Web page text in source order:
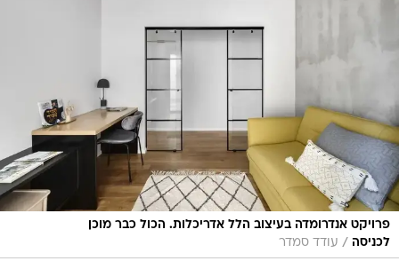
פרויקט אנדרומדה בעיצוב הלל אדריכלות. הכול כבר מוכן
לכניסה / עודד סמדר